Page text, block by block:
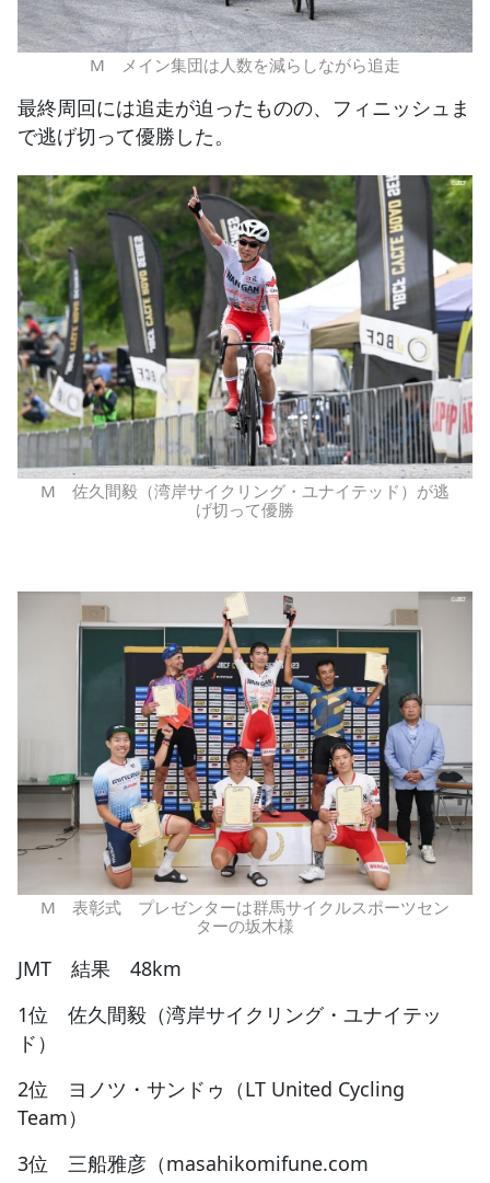
M メイン集団は人数を減らしながら追走
最終周回には追走が迫ったものの、フィニッシュま
で逃げ切って優勝した。
M 佐久間毅（湾岸サイクリング・ユナイテッド）が逃
げ切って優勝
M 表彰式 プレゼンターは群馬サイクルスポーツセン
ターの坂木様
JMT 結果 48km
1位 佐久間毅（湾岸サイクリング・ユナイテッ
ド）
2位 ヨノツ・サンドゥ（LT United Cycling
Team）
3位 三船雅彦（masahikomifune.com